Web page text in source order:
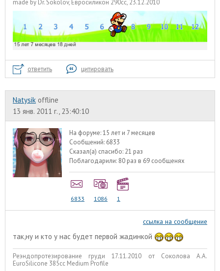
made by Dr. Sokolov, Евросиликон 290сс, 23.12.2010
ответить цитировать
Natysik offline
13 янв. 2011 г., 23:40:10
На форуме:15 лет и 7 месяцев
Сообщений: 6833
Сказал(а) спасибо: 21 раз
Поблагодарили: 80 раз в 69 сообщенях
6833 1086 1
ссылка на сообщение
так,ну и кто у нас будет первой жадинкой
Реэндопротезирование груди 17.11.2010 от Соколова А.А.
EuroSilicone 385сс Medium Profile